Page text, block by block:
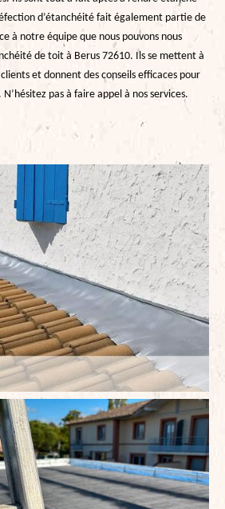
d’étanchéité fait également partie de
à notre équipe que nous pouvons nous
de toit à Berus 72610. Ils se mettent à
clients et donnent des conseils efficaces pour
pas à faire appel à nos services.